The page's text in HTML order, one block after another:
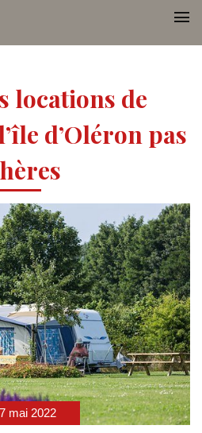
locations de
d’Oléron pas
mai 2022